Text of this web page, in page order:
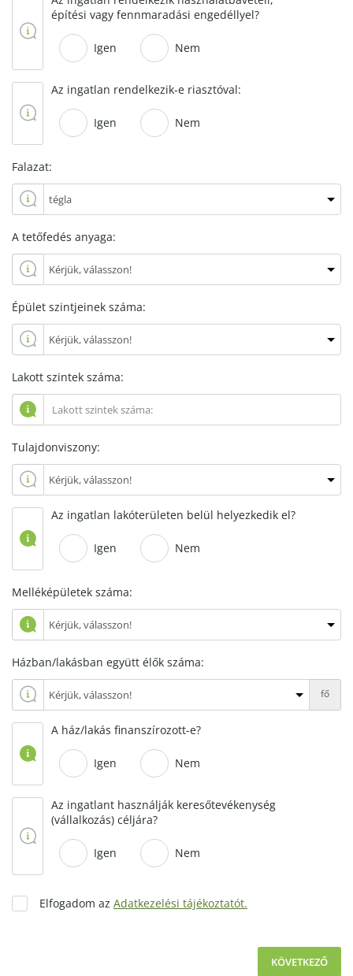
építési vagy fennmaradási engedéllyel?
Igen Nem
Az ingatlan rendelkezik-e riasztóval:
Igen Nem
Falazat:
A tetőfedés anyaga:
Épület szintjeinek száma:
Lakott szintek száma:
Tulajdonviszony:
Az ingatlan lakóterületen belül helyezkedik el?
Igen Nem
Melléképületek száma:
Házban/lakásban együtt élők száma:
fő
A ház/lakás finanszírozott-e?
Igen Nem
Az ingatlant használják keresőtevékenység
(vállalkozás) céljára?
Igen Nem
Elfogadom az Adatkezelési tájékoztatót.
KÖVETKEZŐ